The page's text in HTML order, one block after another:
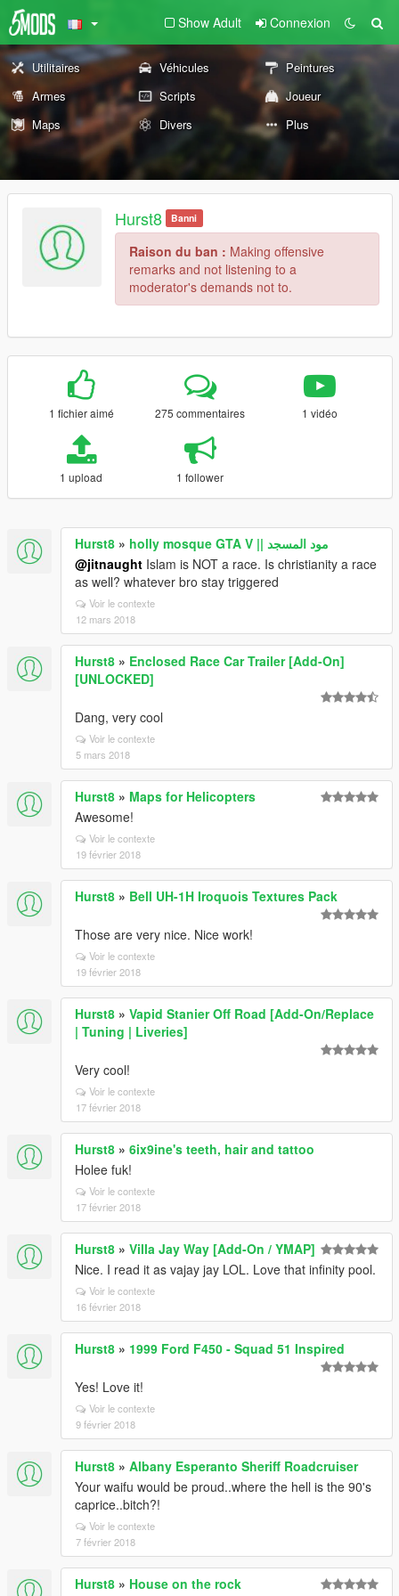
Show Adult Connexion
Utilitaires Véhicules
Peintures
Armes
Scripts
Joueur
Maps
Divers Plus
Hurst8 Banni
Raison du ban : Making offensive
remarks and not listening to a
moderator's demands not to.
1 fichier aimé 275 commentaires 1 vidéo
1 upload 1 follower
Hurst8 »
holly mosque GTA V || مود المسجد
@jitnaught Islam is NOT a race. Is christianity a race
as well? whatever bro stay triggered
Voir le contexte
12 mars 2018
Hurst8 » Enclosed Race Car Trailer [Add-On]
[UNLOCKED]
Dang, very cool
Voir le contexte
5 mars 2018
Hurst8 » Maps for Helicopters
Awesome!
Voir le contexte
19 février 2018
Hurst8 » Bell UH-1H Iroquois Textures Pack
Those are very nice. Nice work!
Voir le contexte
19 février 2018
Hurst8 » Vapid Stanier Off Road [Add-On/Replace
| Tuning | Liveries]
Very cool!
Voir le contexte
17 février 2018
Hurst8 » 6ix9ine's teeth, hair and tattoo
Holee fuk!
Voir le contexte
17 février 2018
Hurst8 » Villa Jay Way [Add-On / YMAP]
Nice. I read it as vajay jay LOL. Love that infinity pool.
Voir le contexte
16 février 2018
Hurst8 » 1999 Ford F450 - Squad 51 Inspired
Yes! Love it!
Voir le contexte
9 février 2018
Hurst8 » Albany Esperanto Sheriff Roadcruiser
Your waifu would be proud..where the hell is the 90's
caprice..bitch?!
Voir le contexte
7 février 2018
Hurst8 » House on the rock